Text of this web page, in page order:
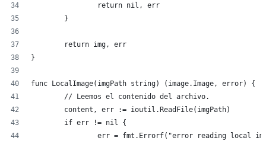
		return nil, err
	}
	return img, err
}
func LocalImage(imgPath string) (image.Image, error) {
	// Leemos el contenido del archivo.
	content, err := ioutil.ReadFile(imgPath)
	if err != nil {
err = fmt.Errorf("error reading local